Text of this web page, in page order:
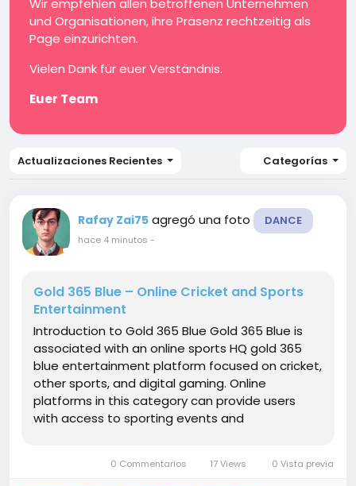
Wir empfehlen allen betroffenen Unternehmen
und Organisationen, ihre Präsenz rechtzeitig als
Page einzurichten.
Vielen Dank für euer Verständnis.
Euer Team
Actualizaciones Recientes Categorías
Rafay Zai75 agregó una foto DANCE
hace 4 minutos -
Gold 365 Blue – Online Cricket and Sports
Entertainment
Introduction to Gold 365 Blue Gold 365 Blue is
associated with an online sports HQ gold 365
blue entertainment platform focused on cricket,
other sports, and digital gaming. Online
platforms in this category can provide users
with access to sporting events and
feature, users should verify the platform's...
0 Commentarios 17 Views 0 Vista previa